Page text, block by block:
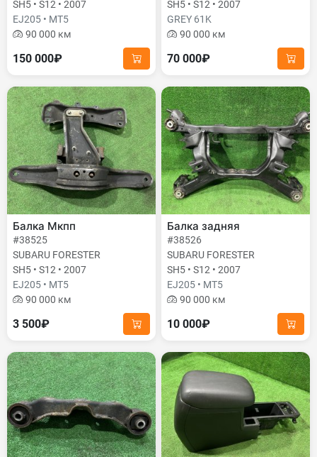
SH5 • S12 • 2007
EJ205 • MT5
90 000 км
150 000₽
SH5 • S12 • 2007
GREY 61K
90 000 км
70 000₽
Балка Мкпп
#38525
SUBARU FORESTER
SH5 • S12 • 2007
EJ205 • MT5
90 000 км
3 500₽
Балка задняя
#38526
SUBARU FORESTER
SH5 • S12 • 2007
EJ205 • MT5
90 000 км
10 000₽